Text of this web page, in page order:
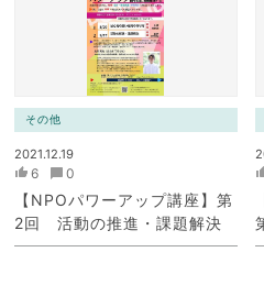
その他
2021.12.19
6 0
【NPOパワーアップ講座】第
2回 活動の推進・課題解決